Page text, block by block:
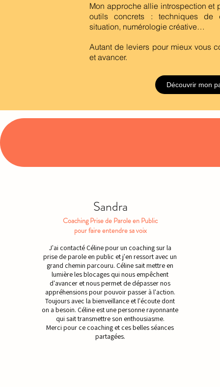
Mon approche allie introspection et
outils concrets : techniques de
situation, numérologie créative…
Autant de leviers pour mieux vous
et avancer.
Découvrir mon
Sandra
Coaching Prise de Parole en Public
pour faire entendre sa voix
J'ai contacté Céline pour un coaching sur la
prise de parole en public et j'en ressort avec un
grand chemin parcouru. Céline sait mettre en
lumière les blocages qui nous empêchent
d'avancer et nous permet de dépasser nos
appréhensions pour pouvoir passer à l'action.
Toujours avec la bienveillance et l'écoute dont
on a besoin. Céline est une personne rayonnante
qui sait transmettre son enthousiasme.
Merci pour ce coaching et ces belles séances
partagées.